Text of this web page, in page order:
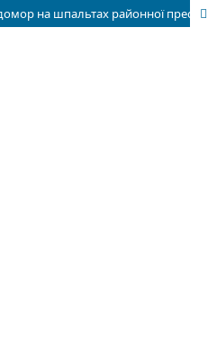
Читаючи між рядків: Голодомор на шпальтах районної преси Київської та Чернігівської областей у 1932-1933 рр.